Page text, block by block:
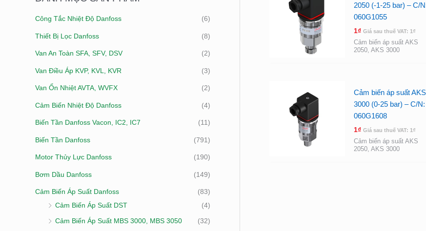
Ế
M
:
Công Tắc Nhiệt Độ Danfoss (6)
Thiết Bị Lọc Danfoss (8)
Van An Toàn SFA, SFV, DSV (2)
Van Điều Áp KVP, KVL, KVR (3)
Van Ổn Nhiệt AVTA, WVFX (2)
Cảm Biến Nhiệt Độ Danfoss (4)
Biến Tần Danfoss Vacon, IC2, IC7 (11)
Biến Tần Danfoss (791)
Motor Thủy Lực Danfoss (190)
Bơm Dầu Danfoss (149)
Cảm Biến Áp Suất Danfoss
(83)
Cảm Biến Áp Suất DST
(4)
Cảm Biến Áp Suất MBS 3000, MBS 3050
(32)
2050 (-1-25 bar) – C/
060G1055
1₫ Giá sau thuế VAT: 1 ₫
Cảm biến áp suất AKS
2050, AKS 3000
Cảm biến áp suất AKS
3000 (0-25 bar) – C/N:
060G1608
1₫ Giá sau thuế VAT: 1 ₫
Cảm biến áp suất AKS
2050, AKS 3000